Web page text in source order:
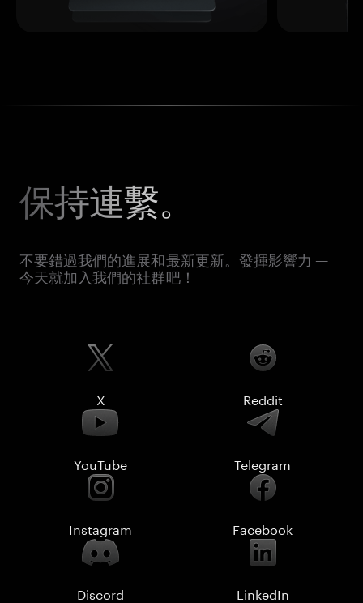
保持連繫。
不要錯過我們的進展和最新更新。發揮影響力 —
今天就加入我們的社群吧！
X Reddit
YouTube Telegram
Instagram Facebook
Discord LinkedIn